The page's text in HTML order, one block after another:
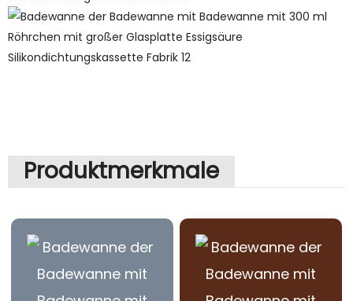
Produktmerkmale